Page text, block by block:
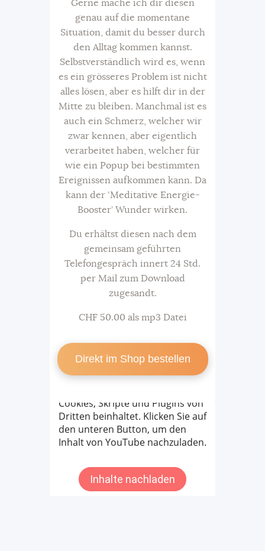
Gerne mache ich dir diesen
genau auf die momentane
Situation, damit du besser durch
den Alltag kommen kannst.
Selbstverständlich wird es, wenn
es ein grösseres Problem ist nicht
alles lösen, aber es hilft dir in der
Mitte zu bleiben. Manchmal ist es
auch ein Schmerz, welcher wir
zwar kennen, aber eigentlich
verarbeitet haben, welcher für
wie ein Popup bei bestimmten
Ereignissen aufkommen kann. Da
kann der ‘Meditative Energie-
Booster’ Wunder wirken.
Du erhältst diesen nach dem
gemeinsam geführten
Telefongespräch innert 24 Std.
per Mail zum Download
zugesandt.
CHF 50.00 als mp3 Datei
Direkt im Shop bestellen